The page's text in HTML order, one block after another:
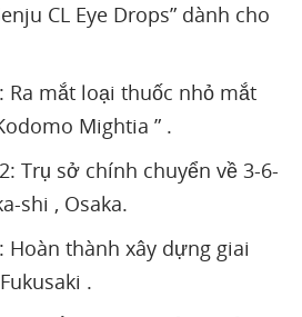
CL Eye Drops” dành cho
Ra mắt loại thuốc nhỏ mắt
Mightia ” .
Trụ sở chính chuyển về 3-6-
shi , Osaka.
Hoàn thành xây dựng giai
.